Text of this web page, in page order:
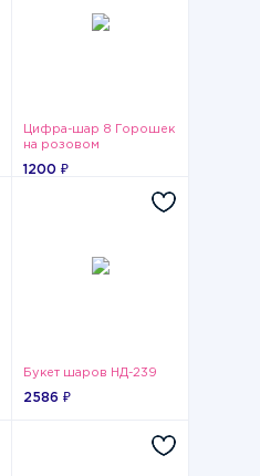
Цифра-шар 8 Горошек
на розовом
1200 ₽
Букет шаров НД-239
2586 ₽